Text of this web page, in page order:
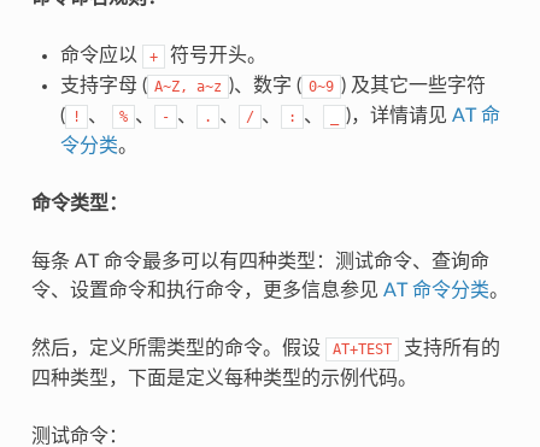
命令应以 +
符号开头。
支持字母 ( A~Z, a~z )、数字 ( 0~9 ) 及其它一些字符
(
! 、 % 、 - 、 . 、 / 、 : 、 )，详情请见 AT 命
令分类。
命令类型：
每条 AT 命令最多可以有四种类型：测试命令、查询命
令、设置命令和执行命令，更多信息参见 AT 命令分类。
然后，定义所需类型的命令。假设 AT+TEST
支持所有的
四种类型，下面是定义每种类型的示例代码。
测试命令：